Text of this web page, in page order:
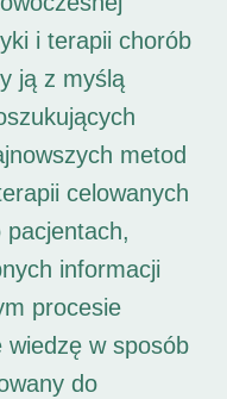
i terapii chorób
ją z myślą
metod
celowanych
informacji
procesie
wiedzę w sposób
do